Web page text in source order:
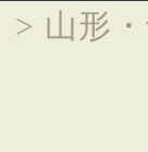
> 山形